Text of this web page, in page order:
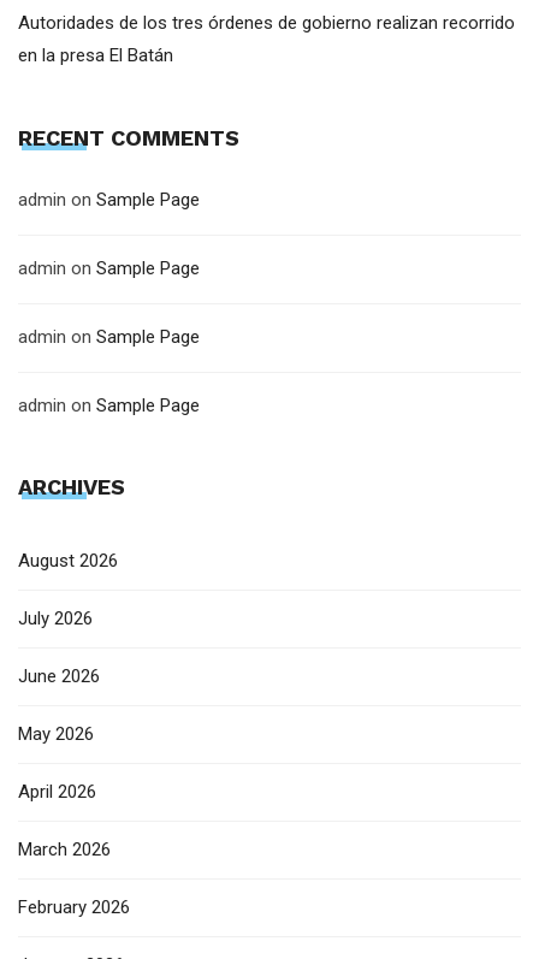
Autoridades de los tres órdenes de gobierno realizan recorrido
en la presa El Batán
RECENT COMMENTS
admin on Sample Page
admin on Sample Page
admin on Sample Page
admin on Sample Page
ARCHIVES
August 2026
July 2026
June 2026
May 2026
April 2026
March 2026
February 2026